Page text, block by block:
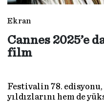
Ekran
Cannes 2025’e
film
Festivalin 78. edisyonu,
yıldızlarını hem de